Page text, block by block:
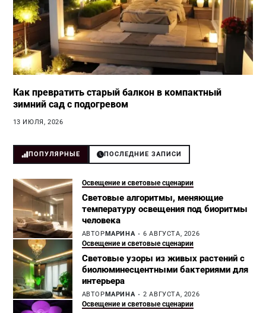
Как превратить старый балкон в компактный
зимний сад с подогревом
13 ИЮЛЯ, 2026
ПОПУЛЯРНЫЕ ПОСЛЕДНИЕ ЗАПИСИ
Освещение и световые сценарии
Световые алгоритмы, меняющие
температуру освещения под биоритмы
человека
АВТОР МАРИНА 6 АВГУСТА, 2026
Освещение и световые сценарии
Световые узоры из живых растений с
биолюминесцентными бактериями для
интерьера
АВТОР МАРИНА 2 АВГУСТА, 2026
Освещение и световые сценарии